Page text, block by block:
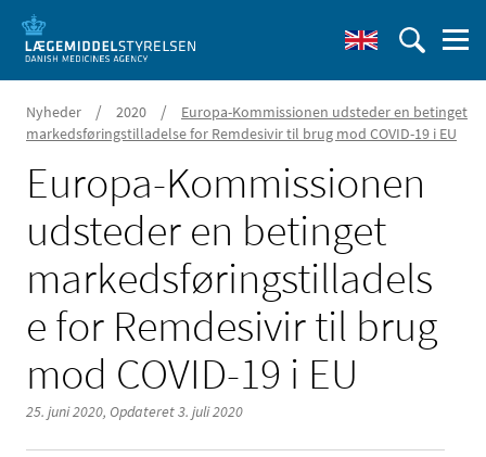
Nyheder / 2020 /
Europa-Kommissionen udsteder en betinget
markedsføringstilladelse for Remdesivir til brug mod COVID-19 i EU
Europa-Kommissionen
udsteder en betinget
markedsføringstilladels
e for Remdesivir til brug
mod COVID-19 i EU
25. juni 2020, Opdateret 3. juli 2020